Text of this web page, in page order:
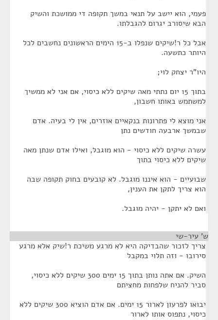
פעמי, הוא יישב על תנאי במשך תקופה די ממושכת והשיק
הבא שיסורב יגרום להגבלתו.
אבל כל ר!שיקים שנפלו ב-15 הימים הראשונים נחשבים לכל
היותר כתשעה.
היו"ר יצחק לוי;
בתוך 15 יום נתתי מאה שיקים ללא כיסוי, אם אני לא ממשיך
למשתמש באותו חשבון,
אני מוצא לי פתרונות בנקאיים אוזרים, אין לי בעיה. אדם
שבמשך ארבעה חודשים נתן
עשרה שיקים ללא כיסוי - הוא מוגבל, ואילו אדם שנתן מאה
שיקים ללא כיסוי בתוך
שבועיים - הוא איננו מוגבל. לא קובעים בחוק תקופה שבה
הוא צריך לתקן את הענין,
ואם לא יתקן - יהיה מוגבל.
ש' עיר-שי
צריך לזכור שהבדיקה היא לא מרגע משיכת ר!שיק אלא מרגע
סירובו - וזה תלוי במקבל
השיק. אם אתה נותן בתוך 15 ימים 300 שיקים ללא כיסוי,
סביר להניח שלפחות מחציתם
יבואו לפרעון לארור 15 ימים. אם אדם הוציא 300 שיקים ללא
כיסוי, נתפוס אותו לארור